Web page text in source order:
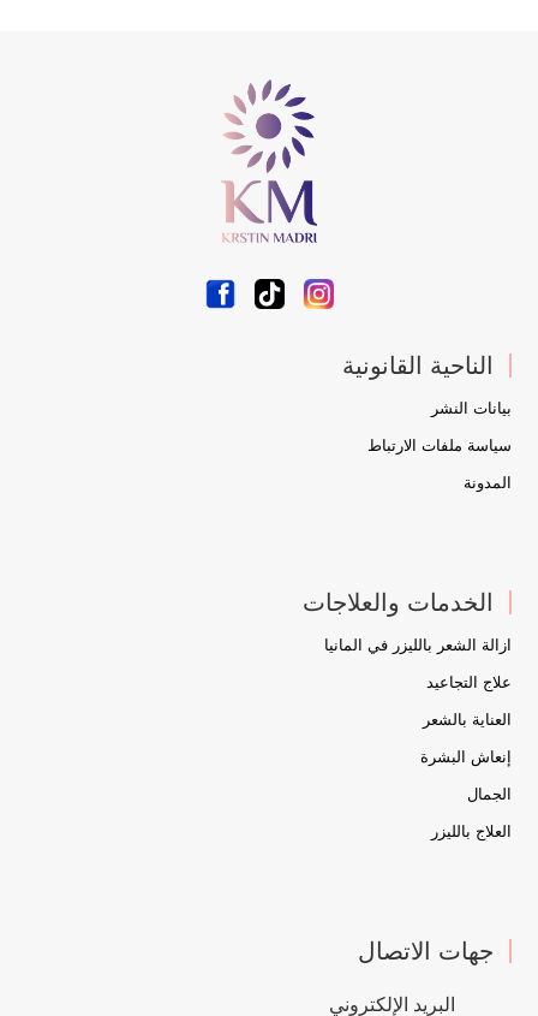
الناحية القانونية
بيانات النشر
سياسة ملفات الارتباط
المدونة
الخدمات والعلاجات
ازالة الشعر بالليزر في المانيا
علاج التجاعيد
العناية بالشعر
إنعاش البشرة
الجمال
العلاج بالليزر
جهات الاتصال
البريد الإلكتروني